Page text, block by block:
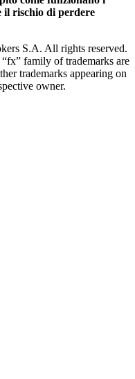
il rischio di perdere
S.A. All rights reserved.
family of trademarks are
trademarks appearing on
owner.